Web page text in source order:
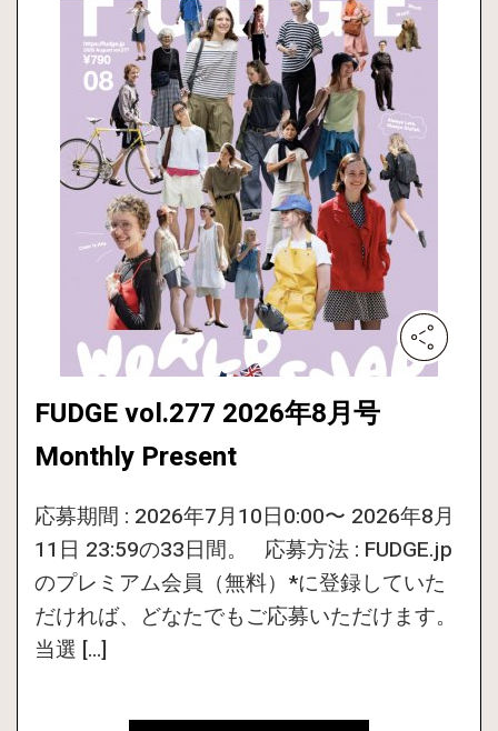
FUDGE vol.277 2026年8月号
Monthly Present
応募期間 : 2026年7月10日0:00〜 2026年8月
11日 23:59の33日間。 応募方法 : FUDGE.jp
のプレミアム会員（無料）*に登録していた
だければ、どなたでもご応募いただけます。
当選 […]